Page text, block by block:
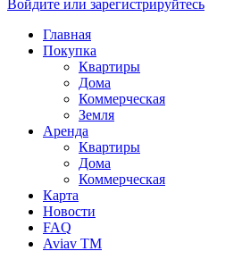
Войдите или зарегистрируйтесь
Главная
Покупка
Квартиры
Дома
Коммерческая
Земля
Аренда
Квартиры
Дома
Коммерческая
Карта
Новости
FAQ
Aviav TM